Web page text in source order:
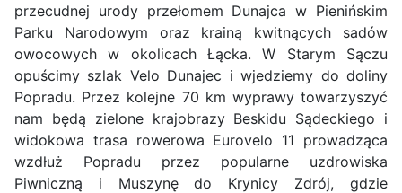
przecudnej urody przełomem Dunajca w Pienińskim
Parku Narodowym oraz krainą kwitnących sadów
owocowych w okolicach Łącka. W Starym Sączu
opuścimy szlak Velo Dunajec i wjedziemy do doliny
Popradu. Przez kolejne 70 km wyprawy towarzyszyć
nam będą zielone krajobrazy Beskidu Sądeckiego i
widokowa trasa rowerowa Eurovelo 11 prowadząca
wzdłuż Popradu przez popularne uzdrowiska
Piwniczną i Muszynę do Krynicy Zdrój, gdzie